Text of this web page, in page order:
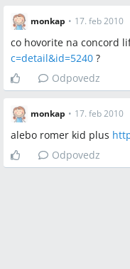
monkap • 17. feb 2010
co hovorite na concord
c=detail&id=5240 ?
Odpovedz
monkap • 17. feb 2010
alebo romer kid plus
Odpovedz